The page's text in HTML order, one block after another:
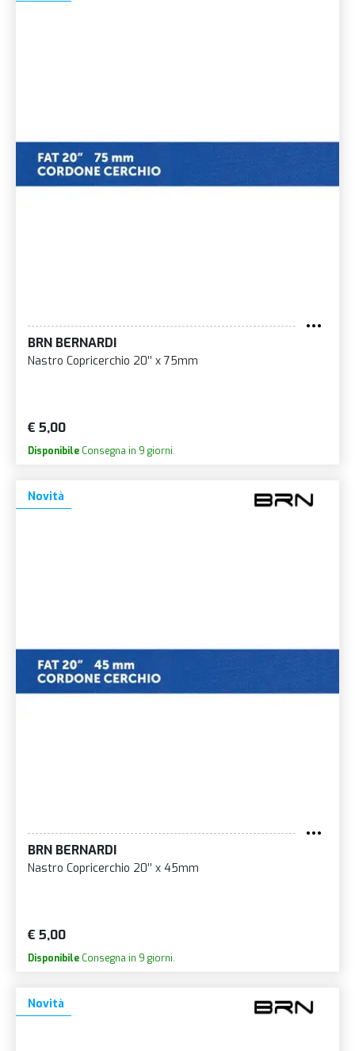
BRN BERNARDI
Nastro Copricerchio 20’’ x 75mm
€ 5,00
Disponibile Consegna in 9 giorni.
Novità
BRN BERNARDI
Nastro Copricerchio 20’’ x 45mm
€ 5,00
Disponibile Consegna in 9 giorni.
Novità